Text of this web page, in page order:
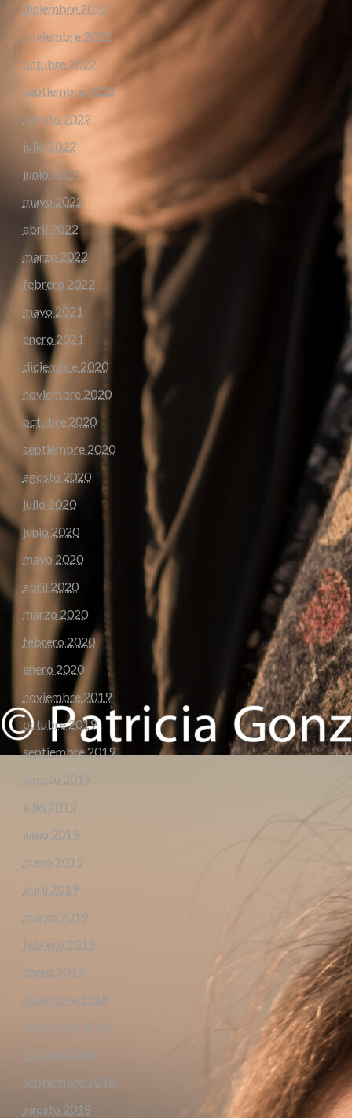
diciembre 2022
noviembre 2022
octubre 2022
septiembre 2022
agosto 2022
julio 2022
junio 2022
mayo 2022
abril 2022
marzo 2022
febrero 2022
mayo 2021
enero 2021
diciembre 2020
noviembre 2020
octubre 2020
septiembre 2020
agosto 2020
julio 2020
junio 2020
mayo 2020
abril 2020
marzo 2020
febrero 2020
enero 2020
noviembre 2019
octubre 2019
septiembre 2019
agosto 2019
julio 2019
junio 2019
mayo 2019
abril 2019
marzo 2019
febrero 2019
enero 2019
diciembre 2018
noviembre 2018
octubre 2018
septiembre 2018
agosto 2018